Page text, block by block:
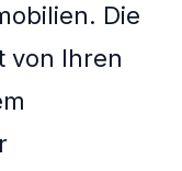
Die
von Ihren